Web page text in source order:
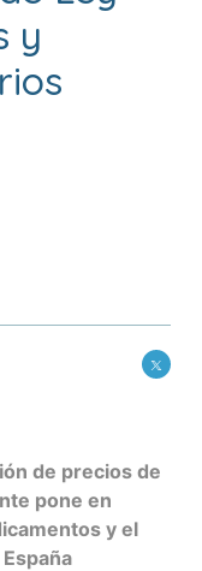
y
de precios de
pone en
y el